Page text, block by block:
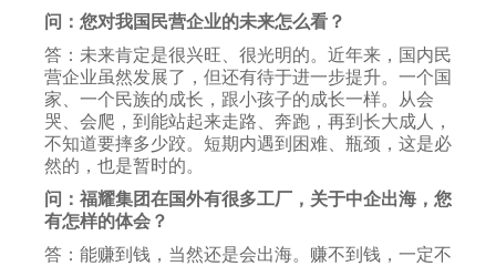
问：您对我国民营企业的未来怎么看？
答：未来肯定是很兴旺、很光明的。近年来，国内民
营企业虽然发展了，但还有待于进一步提升。一个国
家、一个民族的成长，跟小孩子的成长一样。从会
哭、会爬，到能站起来走路、奔跑，再到长大成人，
不知道要摔多少跤。短期内遇到困难、瓶颈，这是必
然的，也是暂时的。
问：福耀集团在国外有很多工厂，关于中企出海，您
有怎样的体会？
答：能赚到钱，当然还是会出海。赚不到钱，一定不